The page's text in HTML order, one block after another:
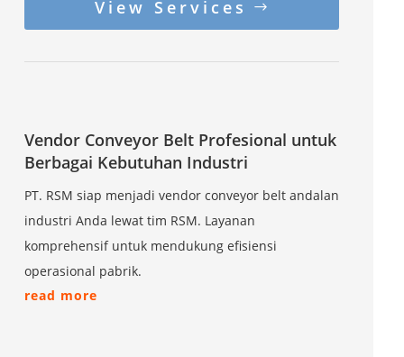
View Services
Vendor Conveyor Belt Profesional untuk
Berbagai Kebutuhan Industri
PT. RSM siap menjadi vendor conveyor belt andalan
industri Anda lewat tim RSM. Layanan
komprehensif untuk mendukung efisiensi
operasional pabrik.
read more